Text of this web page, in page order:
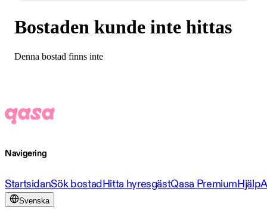
Bostaden kunde inte hittas
Denna bostad finns inte
Navigering
StartsidanSök bostadHitta hyresgästQasa PremiumHjälp
Svenska